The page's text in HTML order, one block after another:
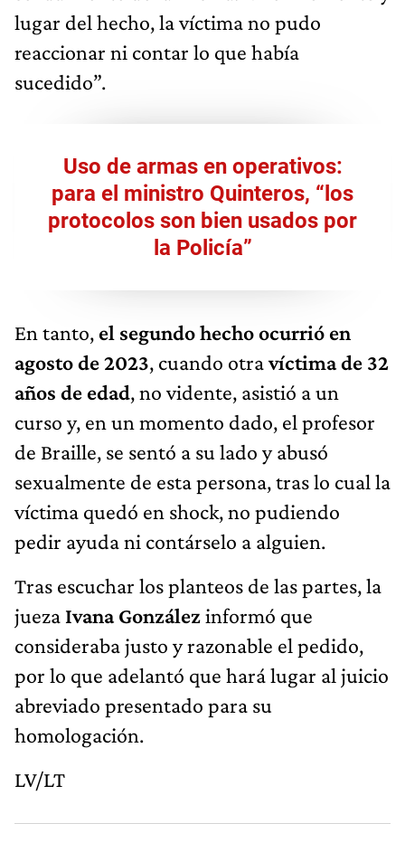
lugar del hecho, la víctima no pudo
reaccionar ni contar lo que había
sucedido”.
Uso de armas en operativos:
para el ministro Quinteros, “los
protocolos son bien usados por
la Policía”
En tanto, el segundo hecho ocurrió en
agosto de 2023, cuando otravíctima de 32
años de edad, no vidente, asistió a un
curso y, en un momento dado, el profesor
de Braille, se sentó a su lado y abusó
sexualmente de esta persona, tras lo cual la
víctima quedó en shock, no pudiendo
pedir ayuda ni contárselo a alguien.
Tras escuchar los planteos de las partes, la
jueza Ivana Gonzálezinformó que
consideraba justo y razonable el pedido,
por lo que adelantó que hará lugar al juicio
abreviado presentado para su
homologación.
LV/LT